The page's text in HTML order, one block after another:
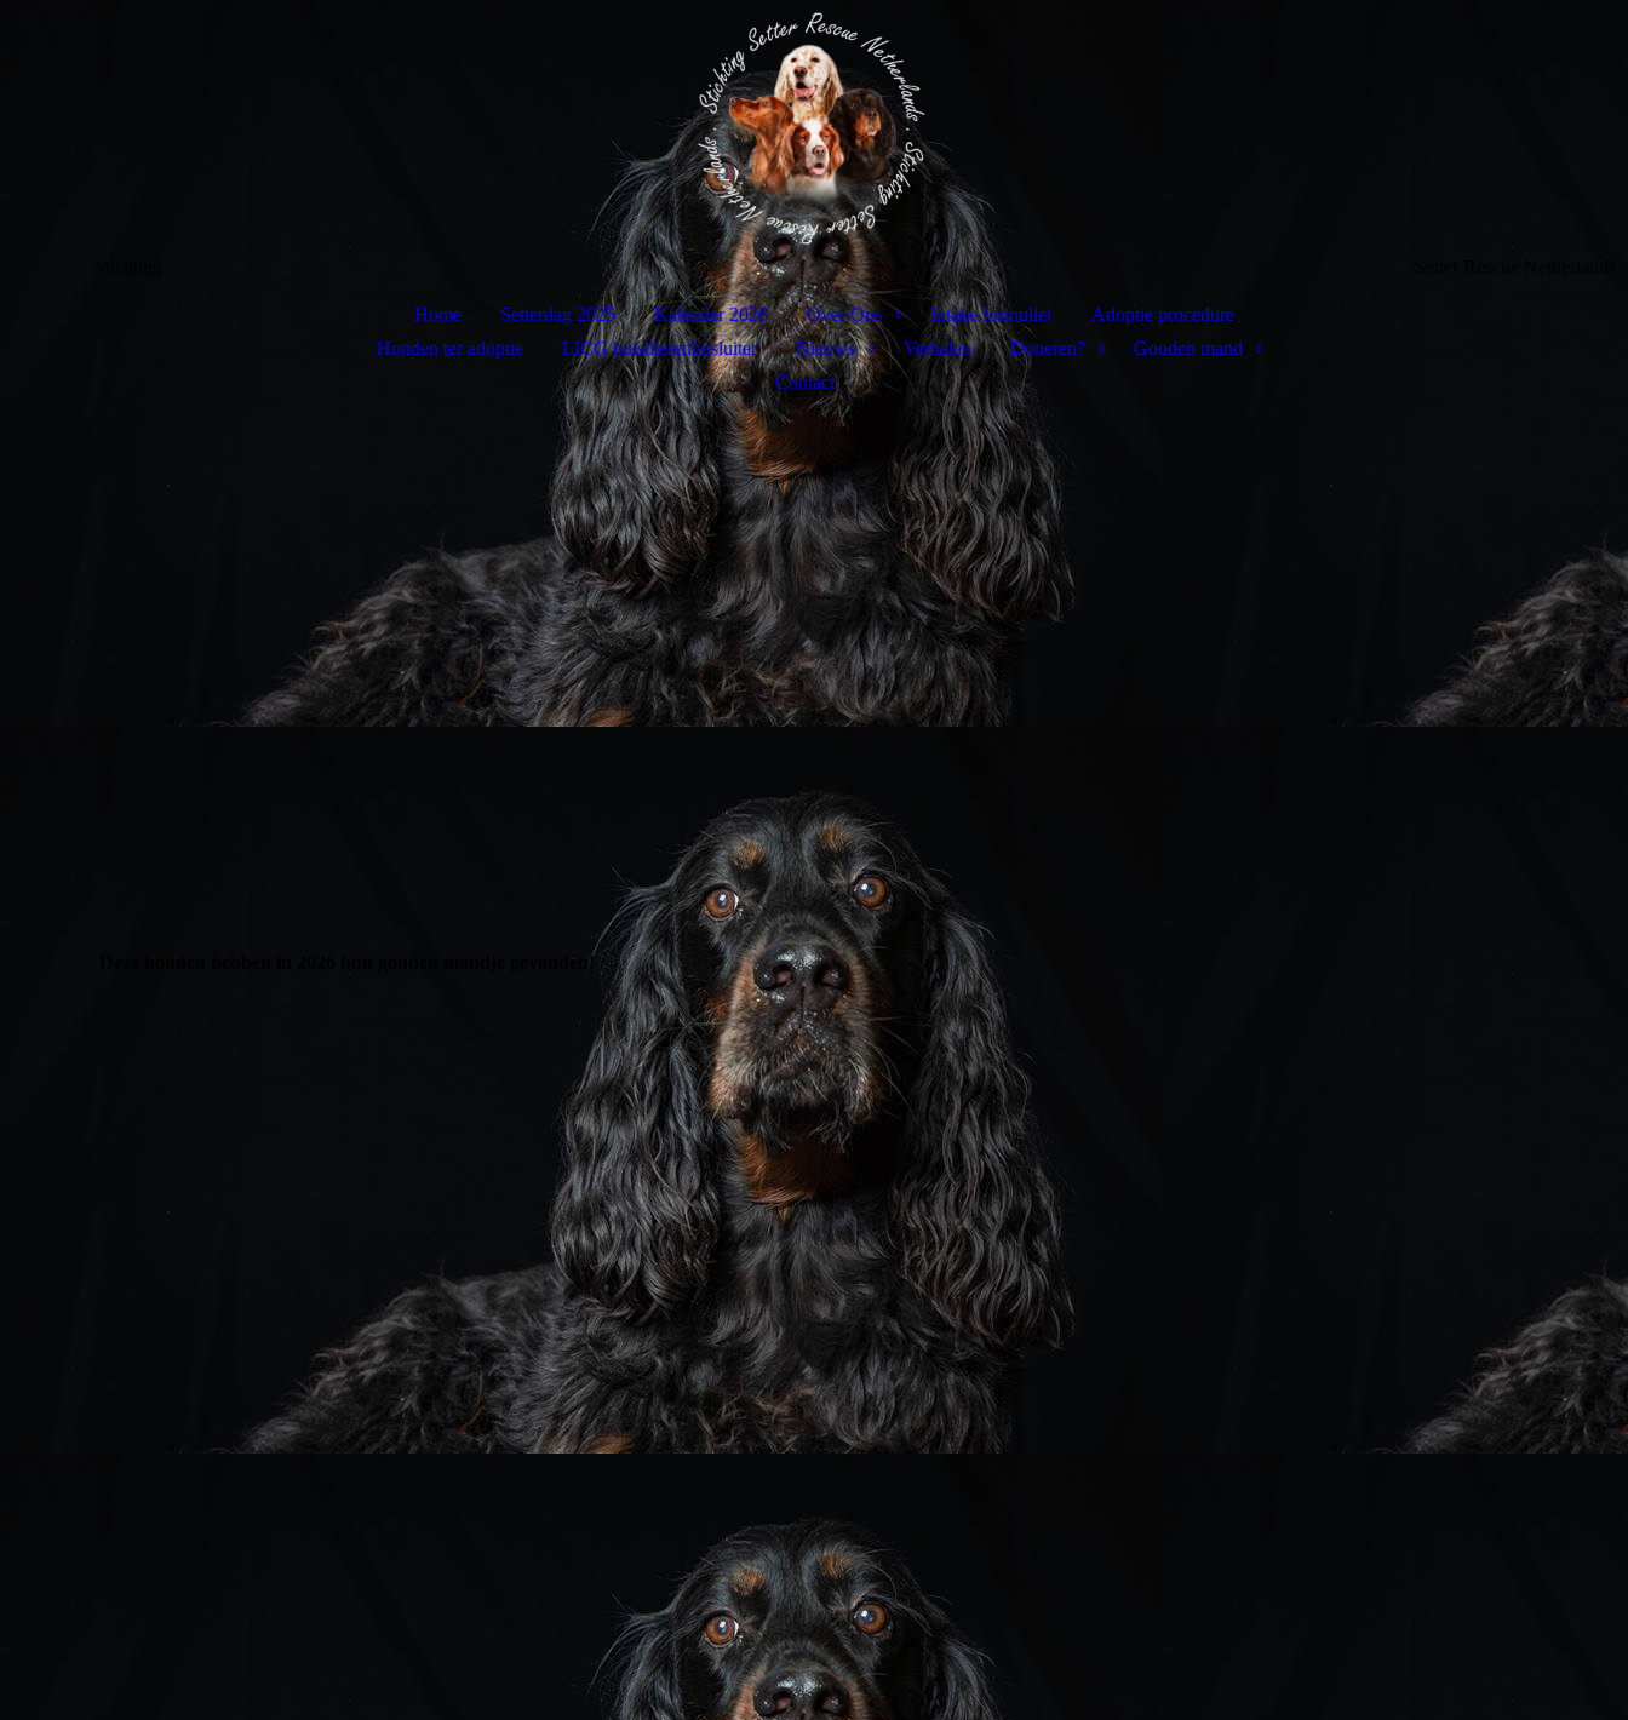
Home Setterdag 2025 Kalender 2026 Over Ons Intake formulier
Adoptie procedure
Honden ter adoptie
LICG huisdierenbijsluiter Nieuws Verhalen Doneren?
Gouden mand
Contact
Deze honden hebben in 2026 hun gouden mandje gevonden!